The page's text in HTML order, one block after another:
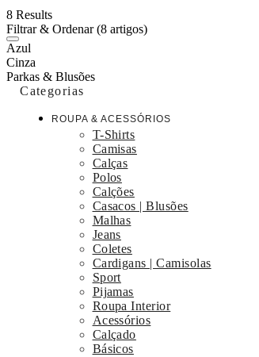
8 Results
Filtrar & Ordenar(8 artigos)
Azul
Cinza
Parkas & Blusões
Categorias
ROUPA & ACESSÓRIOS
T-Shirts
Camisas
Calças
Polos
Calções
Casacos | Blusões
Malhas
Jeans
Coletes
Cardigans | Camisolas
Sport
Pijamas
Roupa Interior
Acessórios
Calçado
Básicos